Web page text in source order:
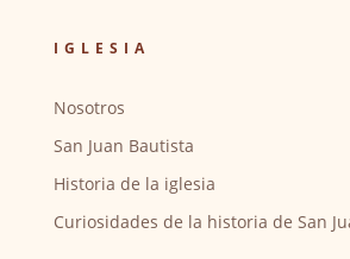
IGLESIA
Nosotros
San Juan Bautista
Historia de la iglesia
Curiosidades de la historia de San